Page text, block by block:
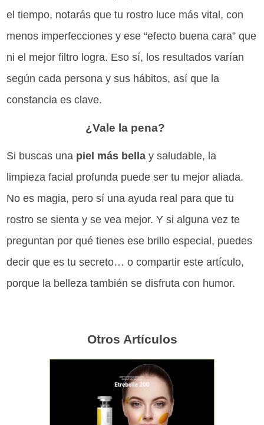
el tiempo, notarás que tu rostro luce más vital, con
menos imperfecciones y ese “efecto buena cara” que
ni el mejor filtro logra. Eso sí, los resultados varían
según cada persona y sus hábitos, así que la
constancia es clave.
¿Vale la pena?
Si buscas una piel más bella y saludable, la
limpieza facial profunda puede ser tu mejor aliada.
No es magia, pero sí una ayuda real para que tu
rostro se sienta y se vea mejor. Y si alguna vez te
preguntan por qué tienes ese brillo especial, puedes
decir que es tu secreto… o compartir este artículo,
porque la belleza también se disfruta con humor.
Otros Artículos